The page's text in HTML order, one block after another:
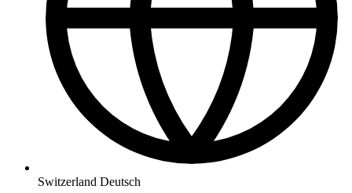
Switzerland Deutsch